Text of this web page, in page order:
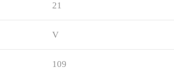
21
V
109